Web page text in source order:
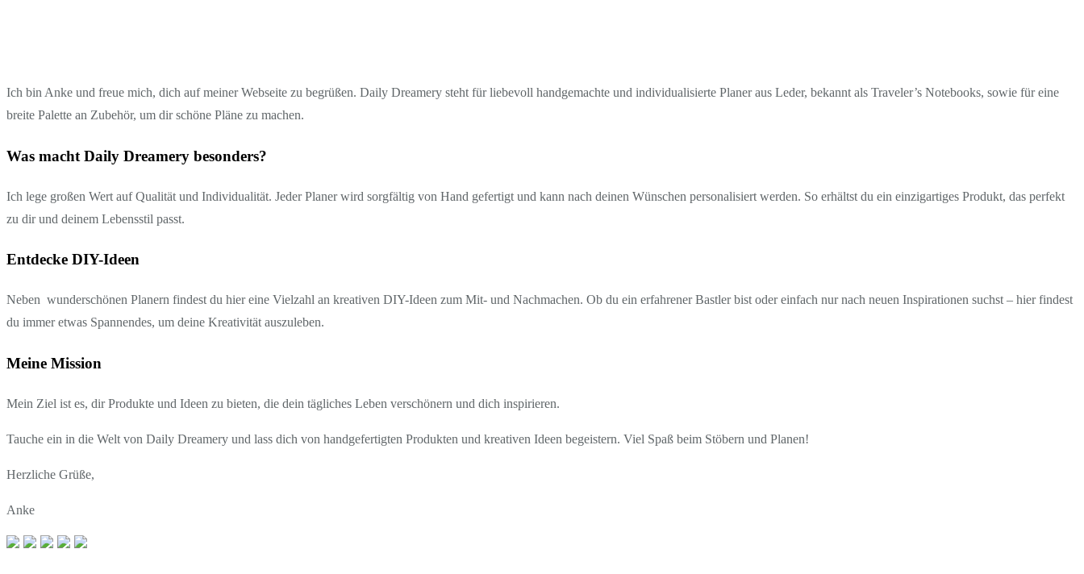
Ich bin Anke und freue mich, dich auf meiner Webseite zu begrüßen. Daily Dreamery steht für liebevoll handgemachte und individualisierte Planer aus Leder, bekannt als Traveler’s Notebooks, sowie für eine
breite Palette an Zubehör, um dir schöne Pläne zu machen.
Was macht Daily Dreamery besonders?
Ich lege großen Wert auf Qualität und Individualität. Jeder Planer wird sorgfältig von Hand gefertigt und kann nach deinen Wünschen personalisiert werden. So erhältst du ein einzigartiges Produkt, das perfekt
zu dir und deinem Lebensstil passt.
Entdecke DIY-Ideen
Neben wunderschönen Planern findest du hier eine Vielzahl an kreativen DIY-Ideen zum Mit- und Nachmachen. Ob du ein erfahrener Bastler bist oder einfach nur nach neuen Inspirationen suchst – hier findest
du immer etwas Spannendes, um deine Kreativität auszuleben.
Meine Mission
Mein Ziel ist es, dir Produkte und Ideen zu bieten, die dein tägliches Leben verschönern und dich inspirieren.
Tauche ein in die Welt von Daily Dreamery und lass dich von handgefertigten Produkten und kreativen Ideen begeistern. Viel Spaß beim Stöbern und Planen!
Herzliche Grüße,
Anke